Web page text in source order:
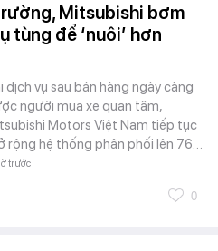
Mitsubishi bơm
tùng để ‘nuôi’ hơn
dịch vụ sau bán hàng ngày càng
người mua xe quan tâm,
Motors Việt Nam tiếp tục
rộng hệ thống phân phối lên 76…
trước
0